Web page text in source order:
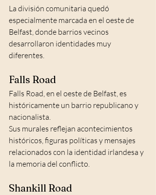
La división comunitaria quedó
especialmente marcada en el oeste de
Belfast, donde barrios vecinos
desarrollaron identidades muy
diferentes.
Falls Road
Falls Road, en el oeste de Belfast, es
históricamente un barrio republicano y
nacionalista.
Sus murales reflejan acontecimientos
históricos, figuras políticas y mensajes
relacionados con la identidad irlandesa y
la memoria del conflicto.
Shankill Road